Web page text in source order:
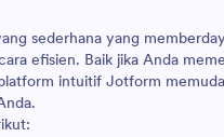
sederhana yang
efisien. Baik jika Anda
intuitif Jotform